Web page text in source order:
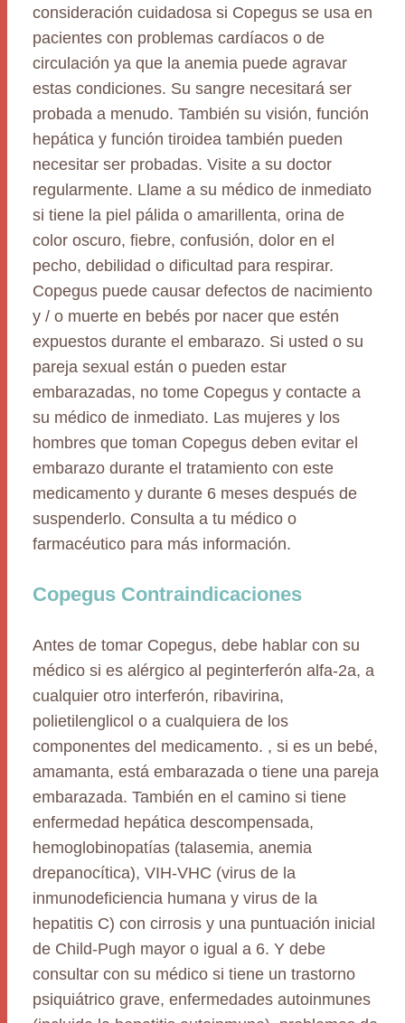
consideración cuidadosa si Copegus se usa en
pacientes con problemas cardíacos o de
circulación ya que la anemia puede agravar
estas condiciones. Su sangre necesitará ser
probada a menudo. También su visión, función
hepática y función tiroidea también pueden
necesitar ser probadas. Visite a su doctor
regularmente. Llame a su médico de inmediato
si tiene la piel pálida o amarillenta, orina de
color oscuro, fiebre, confusión, dolor en el
pecho, debilidad o dificultad para respirar.
Copegus puede causar defectos de nacimiento
y / o muerte en bebés por nacer que estén
expuestos durante el embarazo. Si usted o su
pareja sexual están o pueden estar
embarazadas, no tome Copegus y contacte a
su médico de inmediato. Las mujeres y los
hombres que toman Copegus deben evitar el
embarazo durante el tratamiento con este
medicamento y durante 6 meses después de
suspenderlo. Consulta a tu médico o
farmacéutico para más información.
Copegus Contraindicaciones
Antes de tomar Copegus, debe hablar con su
médico si es alérgico al peginterferón alfa-2a, a
cualquier otro interferón, ribavirina,
polietilenglicol o a cualquiera de los
componentes del medicamento. , si es un bebé,
amamanta, está embarazada o tiene una pareja
embarazada. También en el camino si tiene
enfermedad hepática descompensada,
hemoglobinopatías (talasemia, anemia
drepanocítica), VIH-VHC (virus de la
inmunodeficiencia humana y virus de la
hepatitis C) con cirrosis y una puntuación inicial
de Child-Pugh mayor o igual a 6. Y debe
consultar con su médico si tiene un trastorno
psiquiátrico grave, enfermedades autoinmunes